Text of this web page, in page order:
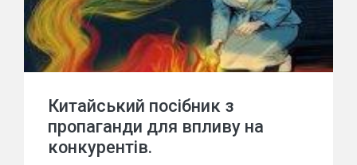
Китайський посібник з
пропаганди для впливу на
конкурентів.